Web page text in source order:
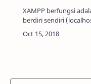
XAMPP berfungsi
berdiri sendiri
program Apache
dan penerjemah